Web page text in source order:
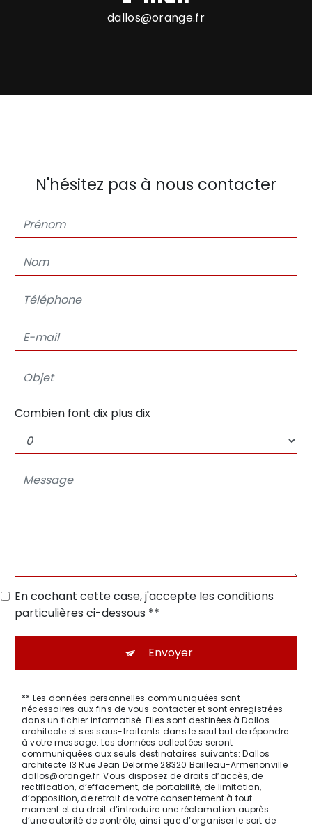
dallos@orange.fr
N'hésitez pas à nous contacter
Combien font dix plus dix
En cochant cette case, j'accepte les conditions
particulières ci-dessous **
Envoyer
** Les données personnelles communiquées sont
nécessaires aux fins de vous contacter et sont enregistrées
dans un fichier informatisé. Elles sont destinées à Dallos
architecte et ses sous-traitants dans le seul but de répondre
à votre message. Les données collectées seront
communiquées aux seuls destinataires suivants: Dallos
architecte 13 Rue Jean Delorme 28320 Bailleau-Armenonville
dallos@orange.fr. Vous disposez de droits d’accès, de
rectification, d’effacement, de portabilité, de limitation,
d’opposition, de retrait de votre consentement à tout
moment et du droit d’introduire une réclamation auprès
d’une autorité de contrôle, ainsi que d’organiser le sort de